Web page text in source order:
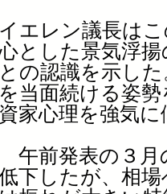
イエレン議長は
とした景気浮
との認識を示し
を当面続ける姿
資家心理を強気
午前発表の３月
下したが、相